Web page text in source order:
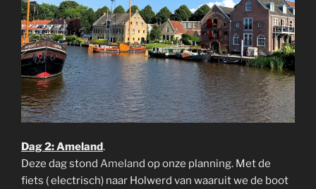
Dag 2: Ameland.
Deze dag stond Ameland op onze planning. Met de
fiets ( electrisch) naar Holwerd van waaruit we de boot